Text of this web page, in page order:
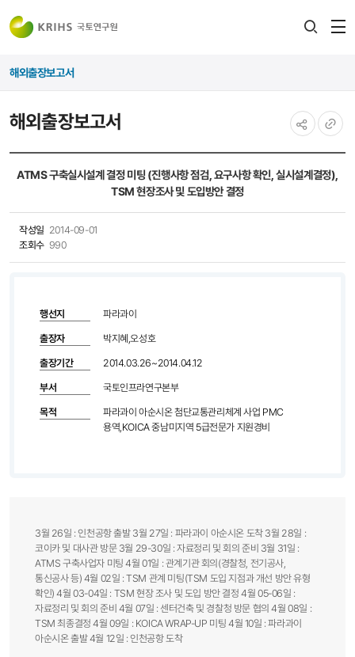
해외출장보고서
해외출장보고서
복사
ATMS 구축실시설계 결정 미팅 (진행사항 점검, 요구사항 확인, 실시설계결정),
TSM 현장조사 및 도입방안 결정
작성일 2014-09-01
조회수 990
행선지 파라과이
출장자 박지혜,오성호
출장기간 2014.03.26~2014.04.12
부서 국토인프라연구본부
목적
파라과이 아순시온 첨단교통관리체계 사업 PMC
용역,KOICA 중남미지역 5급전문가 지원경비
3월 26일 : 인천공항 출발 3월 27일 : 파라과이 아순시온 도착 3월 28일 :
코이카 및 대사관 방문 3월 29-30일 : 자료정리 및 회의 준비 3월 31일 :
ATMS 구축사업자 미팅 4월 01일 : 관계기관 회의(경찰청, 전기공사,
통신공사 등) 4월 02일 : TSM 관계 미팅(TSM 도입 지점과 개선 방안 유형
확인) 4월 03-04일 : TSM 현장 조사 및 도입 방안 결정 4월 05-06일 :
자료정리 및 회의 준비 4월 07일 : 센터건축 및 경찰청 방문 협의 4월 08일 :
TSM 최종결정 4월 09일 : KOICA WRAP-UP 미팅 4월 10일 : 파라과이
아순시온 출발 4월 12일 : 인천공항 도착